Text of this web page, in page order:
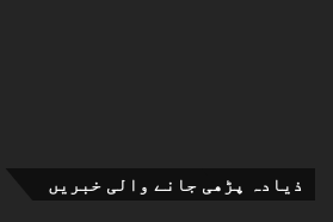
ذیادہ پڑھی جانے والی خبریں